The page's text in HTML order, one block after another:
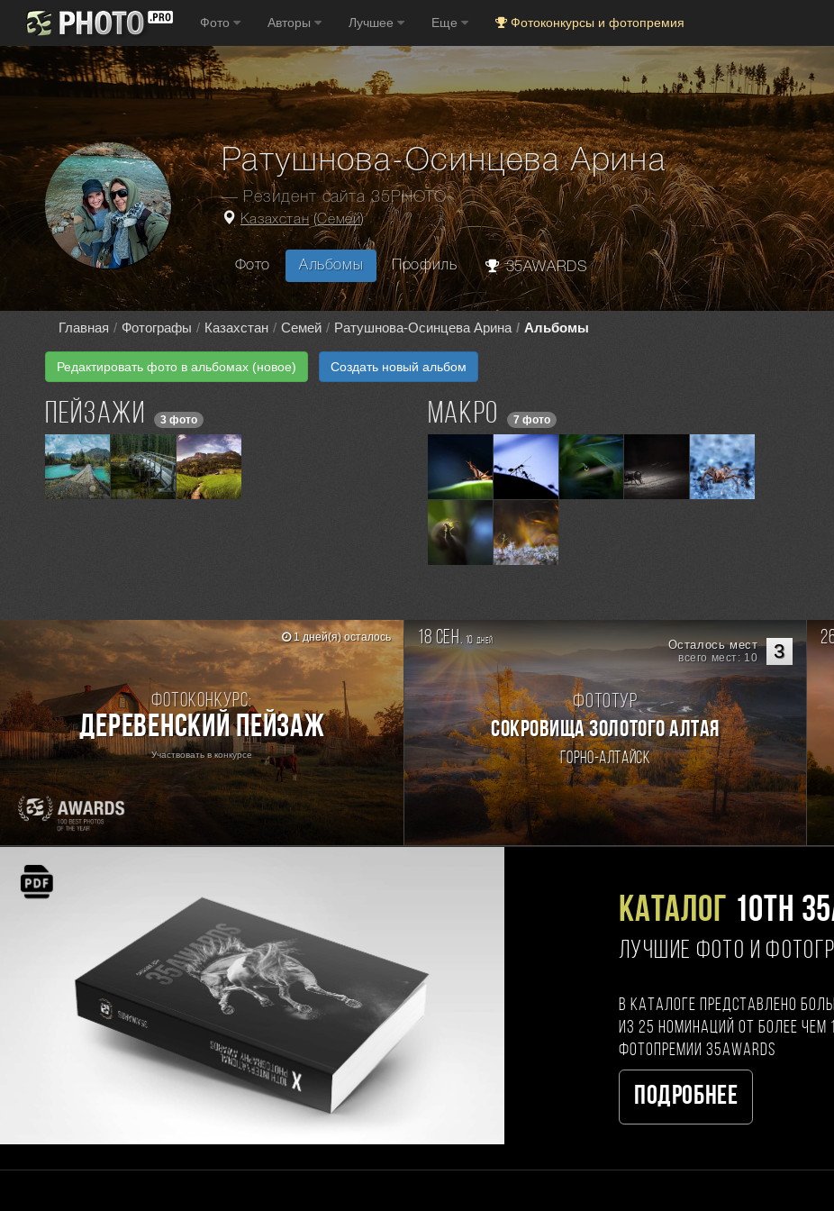
Фото Авторы Лучшее Еще Фотоконкурсы и фотопремия
Ратушнова-Осинцева Арина
— Резидент сайта 35PHOTO
Казахстан(Семей)
Фото Альбомы Профиль 35AWARDS
Главная Фотографы Казахстан Семей Ратушнова-Осинцева Арина Альбомы
Редактировать фото в альбомах (новое) Создать новый альбом
Пейзажи 3 фото Макро 7 фото
Фотоконкурс:
Деревенский пейзаж
Участвовать в конкурсе
1 дней(я) осталось 18 сен. 10 дней 3
Осталось мест
всего мест: 10
Фототур
СОКРОВИЩА ЗОЛОТОГО АЛТАЯ
Горно-Алтайск
Каталог 10TH
ЛУЧШИЕ ФОТО И
В каталоге представлено
из 25 номинаций от более чем
фотопремии 35AWARDS
Подробнее